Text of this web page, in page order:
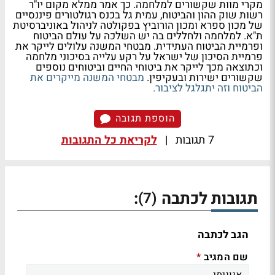
מקרי מוות שקשורים למלחמה. כך אמר ממלא מקום יו"ר
רשות שוק ההון והביטוח, עמית גל בכנס רגולטורים פיננסיים
של מכון ספרא ומכון הורוביץ בפקולטה לניהול באוניברסיטת
ת"א. למלחמה ולחללים בה יש השלכה על עולם הביטוח
ופרמיית הביטוח העתידית. מבטחי המשנה עלולים לייקר את
פרמיית הסיכון של ישראל על רקע עלייה בסיכוני מלחמה
וכתוצאה מכך לייקר את ביטוחי החיים וביטוחים נוספים
שקשורים ישירות ובעקיפין. מבטחי המשנה מייקרים את
הביטוח וזה יתגלגל לציבור.
הוספת תגובה
7 תגובות | לקריאת כל התגובות
תגובות לכתבה (7)
:
הגב לכתבה
שם המגיב *